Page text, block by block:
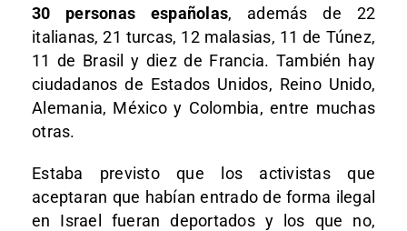
30 personas españolas, además de 22
italianas, 21 turcas, 12 malasias, 11 de Túnez,
11 de Brasil y diez de Francia. También hay
ciudadanos de Estados Unidos, Reino Unido,
Alemania, México y Colombia, entre muchas
otras.
Estaba previsto que los activistas que
aceptaran que habían entrado de forma ilegal
en Israel fueran deportados y los que no,